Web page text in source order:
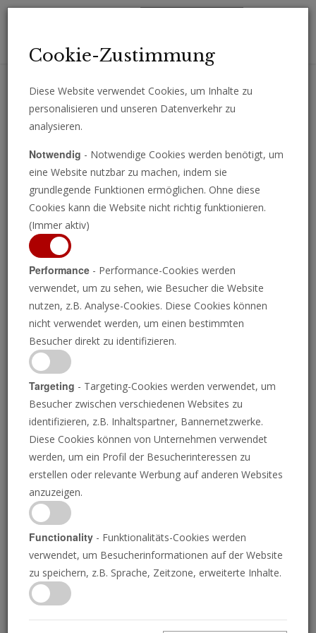
Erhalten Sie wichtige Analysen, Kommentare und Nachrichten
Es ist so weit: Das
Wettrüsten der Drohnen
gegen Antidrohnen
PHILIP NICE • 29.08.2025
D
rohnen sind die heiße neue Waffe. Anti-Drohnen-
Cookie-Zustimmung
Diese Website verwendet Cookies, um Inhalte zu
personalisieren und unseren Datenverkehr zu
analysieren.
Notwendig - Notwendige Cookies werden benötigt, um
eine Website nutzbar zu machen, indem sie
grundlegende Funktionen ermöglichen. Ohne diese
Cookies kann die Website nicht richtig funktionieren.
(Immer aktiv)
Performance - Performance-Cookies werden
verwendet, um zu sehen, wie Besucher die Website
nutzen, z.B. Analyse-Cookies. Diese Cookies können
nicht verwendet werden, um einen bestimmten
Besucher direkt zu identifizieren.
Targeting - Targeting-Cookies werden verwendet, um
Besucher zwischen verschiedenen Websites zu
identifizieren, z.B. Inhaltspartner, Bannernetzwerke.
Diese Cookies können von Unternehmen verwendet
werden, um ein Profil der Besucherinteressen zu
erstellen oder relevante Werbung auf anderen Websites
anzuzeigen.
Functionality - Funktionalitäts-Cookies werden
verwendet, um Besucherinformationen auf der Website
zu speichern, z.B. Sprache, Zeitzone, erweiterte Inhalte.